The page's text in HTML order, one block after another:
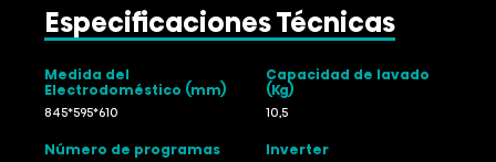
Especificaciones Técnicas
Medida del
Electrodoméstico (mm)
845*595*610
Capacidad de lavado
(Kg)
10,5
Número de programas Inverter